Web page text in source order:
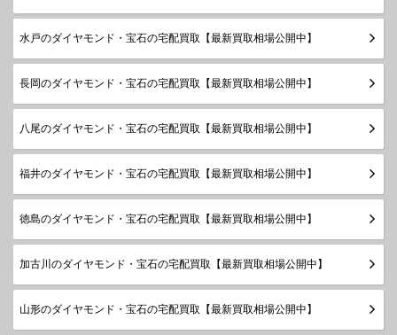
水戸のダイヤモンド・宝石の宅配買取【最新買取相場公開中】
長岡のダイヤモンド・宝石の宅配買取【最新買取相場公開中】
八尾のダイヤモンド・宝石の宅配買取【最新買取相場公開中】
福井のダイヤモンド・宝石の宅配買取【最新買取相場公開中】
徳島のダイヤモンド・宝石の宅配買取【最新買取相場公開中】
加古川のダイヤモンド・宝石の宅配買取【最新買取相場公開中】
山形のダイヤモンド・宝石の宅配買取【最新買取相場公開中】